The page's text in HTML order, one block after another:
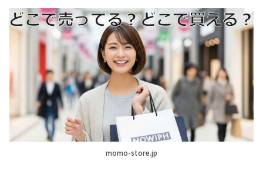
momo-store.jp